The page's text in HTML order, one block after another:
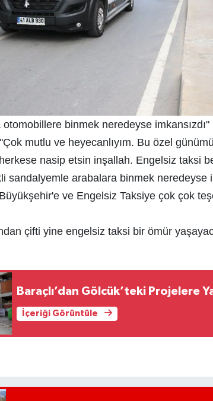
binmek neredeyse imkansızdı"
mutlu ve heyecanlıyım. Bu özel
herkese nasip etsin inşallah. Engelsiz taksi
sandalyemle arabalara binmek neredeyse
ve Engelsiz Taksiye çok çok
çifti yine engelsiz taksi bir ömür
Baraçlı’dan Gölcük’teki Projelere
İçeriği Görüntüle